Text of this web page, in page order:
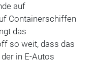
auf
Containerschiffen
das
so weit, dass das
in E-Autos